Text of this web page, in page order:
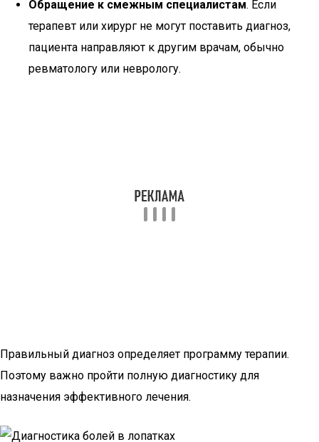
Обращение к смежным специалистам. Если
терапевт или хирург не могут поставить диагноз,
пациента направляют к другим врачам, обычно
ревматологу или неврологу.
Правильный диагноз определяет программу терапии.
Поэтому важно пройти полную диагностику для
назначения эффективного лечения.